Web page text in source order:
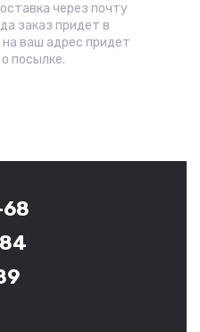
через почту
заказ придет в
ваш адрес придет
посылке.